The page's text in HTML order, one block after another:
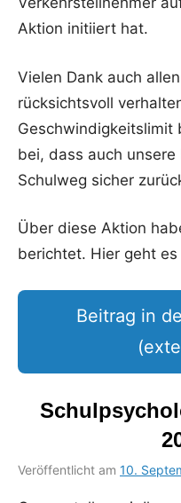
Aktion initiiert hat.
Vielen Dank auch
rücksichtsvoll
Geschwindigkeitslimit
bei, dass auch unsere
Schulweg sicher
Über diese Aktion
berichtet. Hier geht es
Beitrag in
Veröffentlicht am 10.